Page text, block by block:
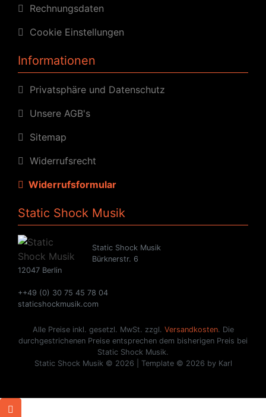
Rechnungsdaten
Cookie Einstellungen
Informationen
Privatsphäre und Datenschutz
Unsere AGB's
Sitemap
Widerrufsrecht
Widerrufsformular
Static Shock Musik
Static Shock Musik
Bürknerstr. 6
12047 Berlin
++49 (0) 30 75 45 78 04
staticshockmusik.com
Alle Preise inkl. gesetzl. MwSt. zzgl. Versandkosten. Die
durchgestrichenen Preise entsprechen dem bisherigen Preis bei
Static Shock Musik.
Static Shock Musik © 2026 | Template © 2026 by Karl